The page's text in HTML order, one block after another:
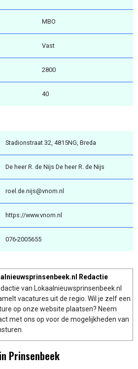
MBO
Vast
2800
40
Stadionstraat 32, 4815NG, Breda
De heer R. de Nijs De heer R. de Nijs
roel.de.nijs@vnom.nl
https://www.vnom.nl
076-2005655
Redactie
van Lokaalnieuwsprinsenbeek.nl
vacatures uit de regio. Wil je zelf een
op onze website plaatsen? Neem
met ons op voor de mogelijkheden van
Prinsenbeek